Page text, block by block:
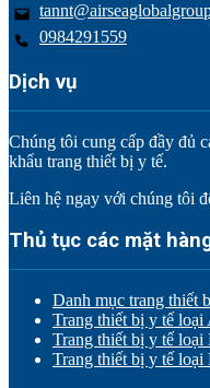
0984291559
Dịch vụ
Chúng tôi cung cấp đầy đủ
khẩu trang thiết bị y tế.
Liên hệ ngay với chúng tôi
Thủ tục các mặt
Danh mục trang thiết
Trang thiết bị y tế loại
Trang thiết bị y tế loại
Trang thiết bị y tế